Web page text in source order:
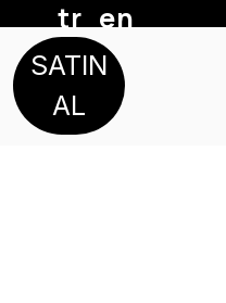
SATIN
AL
tr en